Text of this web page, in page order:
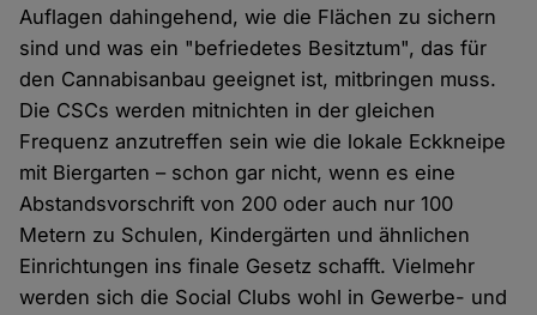
Auflagen dahingehend, wie die Flächen zu sichern
sind und was ein "befriedetes Besitztum", das für
den Cannabisanbau geeignet ist, mitbringen muss.
Die CSCs werden mitnichten in der gleichen
Frequenz anzutreffen sein wie die lokale Eckkneipe
mit Biergarten – schon gar nicht, wenn es eine
Abstandsvorschrift von 200 oder auch nur 100
Metern zu Schulen, Kindergärten und ähnlichen
Einrichtungen ins finale Gesetz schafft. Vielmehr
werden sich die Social Clubs wohl in Gewerbe- und